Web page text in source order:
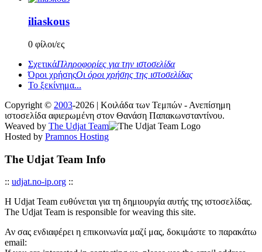
iliaskous
0 φίλοι/ες
ΣχετικάΠληροφορίες για την ιστοσελίδα
Όροι χρήσηςΟι όροι χρήσης της ιστοσελίδας
Το ξεκίνημα...
Copyright © 2003-2026 | Κοιλάδα των Τεμπών - Ανεπίσημη
ιστοσελίδα αφιερωμένη στον Θανάση Παπακωνσταντίνου.
Weaved by The Udjat Team
Hosted by Pramnos Hosting
The Udjat Team Info
:: udjat.no-ip.org ::
Η Udjat Team ευθύνεται για τη δημιουργία αυτής της ιστοσελίδας.
The Udjat Team is responsible for weaving this site.
Αν σας ενδιαφέρει η επικοινωνία μαζί μας, δοκιμάστε το παρακάτω
email: